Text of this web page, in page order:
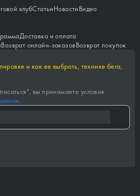
клубСтатьиНовостиВидео
Доставка и оплата
Возврат онлайн-заказовВозврат покупок
и как ее выбрать, технике бега,
", вы принимаете условия
.